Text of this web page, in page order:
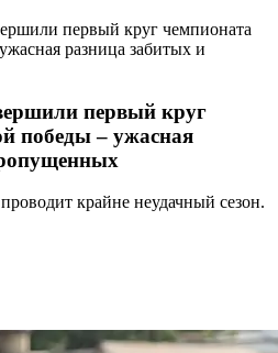
первый круг чемпионата
разница забитых и
первый круг
победы – ужасная
крайне неудачный сезон.